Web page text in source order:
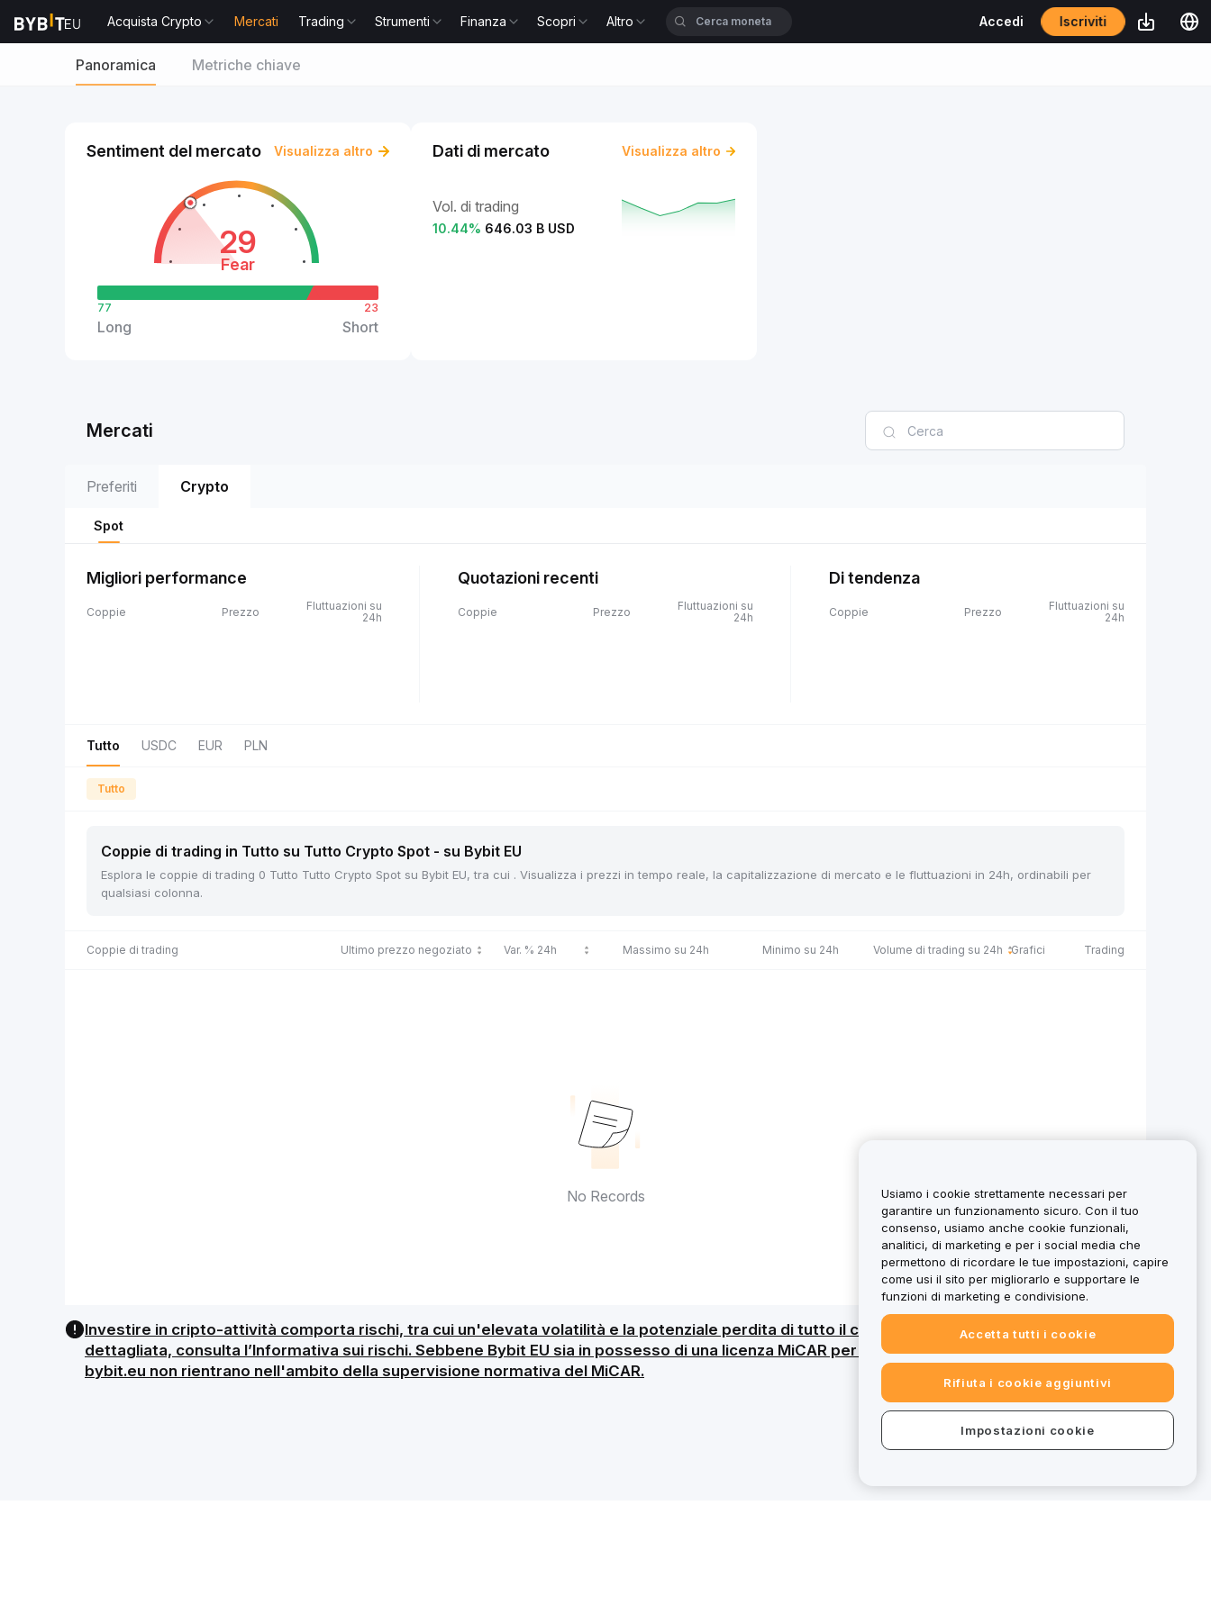
Acquista Crypto Mercati Trading Strumenti Finanza Scopri Altro Accedi Iscriviti
Panoramica Metriche chiave
Sentiment del mercato Visualizza altro
29
Fear
77
Long
23
Short
Dati di mercato Visualizza altro
Vol. di trading
10.44% 646.03 B USD
Mercati
Preferiti Crypto
Spot
Migliori performance
Coppie Prezzo
Fluttuazioni su
24h
Quotazioni recenti
Coppie Prezzo
Fluttuazioni su
24h
Di tendenza
Coppie Prezzo
Fluttuazioni su
24h
Tutto USDC EUR PLN
Tutto
Coppie di trading in Tutto su Tutto Crypto Spot - su Bybit EU
Esplora le coppie di trading 0 Tutto Tutto Crypto Spot su Bybit EU, tra cui . Visualizza i prezzi in tempo reale, la capitalizzazione di mercato e le fluttuazioni in 24h, ordinabili per
qualsiasi colonna.
Coppie di trading Ultimo prezzo negoziato Var. % 24h Massimo su 24h Minimo su 24h Volume di trading su 24h Grafici Trading
No Records
Investire in cripto-attività comporta rischi, tra cui un'elevata volatilità e la potenziale perdita di tutto il capitale. Per una panoramica
dettagliata, consulta l’Informativa sui rischi. Sebbene Bybit EU sia in possesso di una licenza MiCAR per i servizi designati, alcune offerte su
bybit.eu non rientrano nell'ambito della supervisione normativa del MiCAR.
Usiamo i cookie strettamente necessari per
garantire un funzionamento sicuro. Con il tuo
consenso, usiamo anche cookie funzionali,
analitici, di marketing e per i social media che
permettono di ricordare le tue impostazioni, capire
come usi il sito per migliorarlo e supportare le
funzioni di marketing e condivisione.
Accetta tutti i cookie
Rifiuta i cookie aggiuntivi
Impostazioni cookie